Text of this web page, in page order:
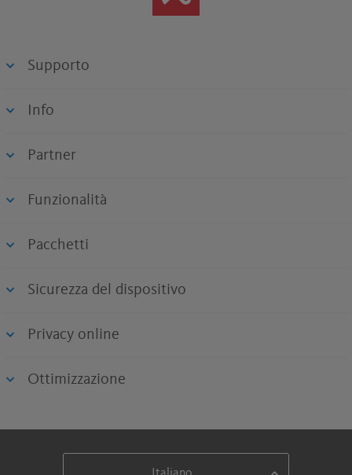
Supporto
Info
Partner
Funzionalità
Pacchetti
Sicurezza del dispositivo
Privacy online
Ottimizzazione